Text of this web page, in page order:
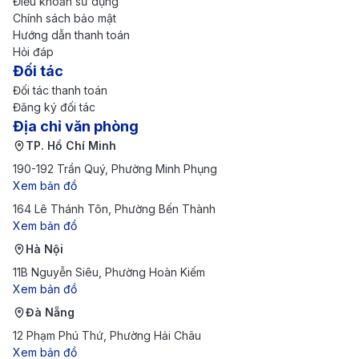
Theo dõi chương trình khuyến mãi:
hàng không thường xuyên có các chương trình
khuyến mãi đặc biệt vào dịp lễ. Để không bỏ lỡ các
cơ hội hấp dẫn, bạn có thể đăng ký nhận thông
báo từ các hãng bay và theo dõi các website của
các công ty du lịch trực tuyến, như 190 Booking,
để nắm bắt thông tin về các ưu đãi từ nhiều hãng
hàng không khác nhau.
Chọn thời điểm bay hợp lý:
đắt vào cuối tuần và các dịp lễ lớn. Để tiết kiệm chi
phí, bạn có thể chọn bay vào giữa tuần hoặc trong
Chuyến bay vào sáng sớm hoặc tối muộn cũng
thường có mức giá hấp dẫn hơn.
Chính sách bảo mật
Hướng dẫn thanh toán
Hỏi đáp
Đối tác
Đối tác thanh toán
Đăng ký đối tác
Địa chỉ văn phòng
TP. Hồ Chí Minh
190-192 Trần Quý, Phường Minh Phụng
Xem bản đồ
164 Lê Thánh Tôn, Phường Bến Thành
Xem bản đồ
Hà Nội
11B Nguyễn Siêu, Phường Hoàn Kiếm
Xem bản đồ
Đà Nẵng
12 Phạm Phú Thứ, Phường Hải Châu
Xem bản đồ